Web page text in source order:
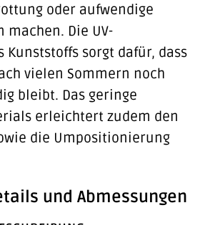
oder aufwendige
machen. Die UV-
Kunststoffs sorgt dafür, dass
vielen Sommern noch
bleibt. Das geringe
erleichtert zudem den
die Umpositionierung
und Abmessungen